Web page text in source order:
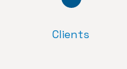
Clients